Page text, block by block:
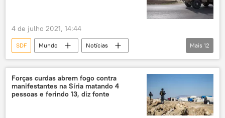
4 de julho 2021, 14:44
SDF Mundo
Notícias
Oriente Médio e África
SANA
Al-Hasakah
Rmelan
Forças Armadas
Forças Armadas dos EUA
Deir ez-Zor
Mais 12
Forças curdas abrem fogo contra
manifestantes na Síria matando 4
pessoas e ferindo 13, diz fonte